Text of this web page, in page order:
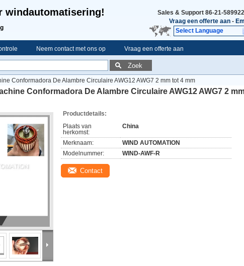
windautomatisering! Sales & Support 86-21-
Vraag een offerte aan -
Select Language
Neem contact met ons op Vraag een offerte aan
Zoek
Conformadora De Alambre Circulaire AWG12 AWG7 2 mm tot 4 mm
Conformadora De Alambre Circulaire AWG12 AWG7 2
Productdetails:
Plaats van
herkomst:
China
Merknaam:
WIND AUTOMATION
Modelnummer:
WIND-AWF-R
Contact